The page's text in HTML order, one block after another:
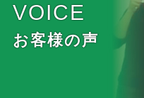
VOICE
お客様の声